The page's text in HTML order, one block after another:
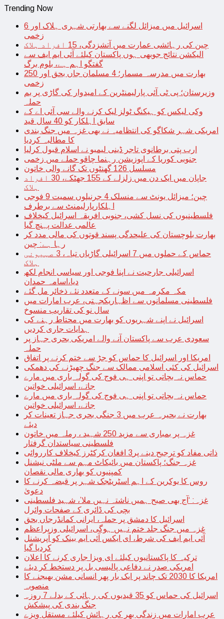
Trending Now
اسرائیل میں میزائل لگنے سے بھارتی شہری ہلاک اور 6
زخمی
چین کی رہائشی عمارت میں آتشزدگی، 15 افراد ہلاک
الیکشن نتائج جوبھی ہوں پاکستان کیلئے آئی ایم ایف سے
گفتگو اہم ہے، بلوم برگ
بھارت میں مدرسہ مسمار؛ 4 مسلمان جاں بحق اور 250
زخمی
وزیرستان؛ پی ٹی آئی پارلیمنٹرین کے امیدوار کی گاڑی پر بم
حملہ
وکی لیکس کو ہیکنگ ٹولز لیک کرنے والے سی آئی اے کے
سابق اہلکار کو 40 سال قید
امریکی شہر شکاگو کی انتظامیہ نے بھی غزہ میں جنگ بندی
کا مطالبہ کردیا
ارب پتی برطانوی تاجر ڈینی لیمبو نے اسلام قبول کرلیا
جنوبی کوریا کے اپوزیشن رہنما چاقو حملے میں زخمی
مسلسل 126 گھنٹوں تک گانے والی خاتون
جاپان میں ایک دن میں زلزلے کے 155 جھٹکے، 30 افراد
ہلاک
چین؛ میزائل یونٹ سے منسلک 4 جرنیلوں سمیت 9 فوجی
اہلکارپارلیمنٹ سے برطرف
فلسطینیوں کی نسل کشی، جنوبی افریقہ اسرائیل کیخلاف
عالمی عدالت پہنچ گیا
بھارت بلوچستان کی علیحدگی پسند قوتوں کی مالی مدد کر
رہا ہے: چین
حماس کے حملوں میں 7 اسرائیلی گاڑیاں تباہ، 3 صہیونی
ہلاک
اسرائیلی جارحیت نے اپنا فوجی اور سیاسی انجام لکھ
دیا،اسامہ حمدان
مکہ مکرمہ میں سونے کے متعدد نئے ذخائر مل گئے
فلسطینی مسلمانوں سے اظہاریکجہتی، عرب امارات میں
سال نو کی تقاریب منسوخ
اسرائیل نے اپنے شہریوں کو بھارت میں محتاط رہنے کی
ہدایات جاری کردیں
سعودی عرب سے پاکستان آنے والے امریکی بحری جہاز پر
حملہ
امریکا اور اسرائیل کا حماس کو جڑ سے ختم کرنے پر اتفاق
اسرائیل کی کئی اسلامی ممالک سے جنگ چھیڑنے کی دھمکی
حماس نہ بچاتی تو اپنی ہی فوج کی گولہ باری میں مارے
جاتے، اسرائیلی خواتین
حماس نہ بچاتی تو اپنی ہی فوج کی گولہ باری میں مارے
جاتے، اسرائیلی خواتین
بھارت نے بحیرہ عرب میں 3 جنگی بحری جہاز تعینات کر
دیئے
غزہ پر بمباری سے مزید 250 شہید ، رملہ میں خاتون
فلسطینی سیاستدان گرفتار
ذاتی مفاد کو ترجیح دینے پر3 افغان کرکٹرز کیخلاف کارروائی
غزہ جنگ؛ پاکستان میں بائیکاٹ مہم سے ملٹی نیشنل
کمپنیوں کو بھاری مالی نقصان
روس کا یوکرین کے اہم اسٹریٹجک شہر پر قبضہ کرنے کا
دعویٰ
غزہ: ‘آج بھی صبح ہمیں ناشتہ نہیں ملا’، شہید فلسطینی
بچی کی ڈائری کے صفحات وائرل
اسرائیل کا دمشق پر حملہ، ایرانی کمانڈرجاں بحق
غزہ میں جنگ جلد ختم نہیں ہوگی، اسرائیلی وزیراعظم
آئی ایم ایف کی شرط، ای ایکس آئی ایم بینک کو آپریشنل
کردیا گیا
ترکیہ کا پاکستانیوں کیلئے ای ویزا جاری کرنے کا اعلان
امریکی صدر نے دفاعی پالیسی بل پر دستخط کر دیئے
امریکا کا 2030 تک چاند پر ایک بار پھر انسانی مشن بھیجنے کا
منصوبہ
اسرائیل کی حماس کو 35 قیدیوں کی رہائی کے بدلے 7 روزہ
جنگ بندی کی پیشکش
عرب امارات میں زندگی بھر کی رہائش کیلئے مستقل ویزے